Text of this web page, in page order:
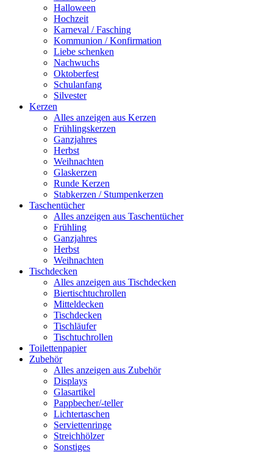
Halloween
Hochzeit
Karneval / Fasching
Kommunion / Konfirmation
Liebe schenken
Nachwuchs
Oktoberfest
Schulanfang
Silvester
Kerzen
Alles anzeigen aus Kerzen
Frühlingskerzen
Ganzjahres
Herbst
Weihnachten
Glaskerzen
Runde Kerzen
Stabkerzen / Stumpenkerzen
Taschentücher
Alles anzeigen aus Taschentücher
Frühling
Ganzjahres
Herbst
Weihnachten
Tischdecken
Alles anzeigen aus Tischdecken
Biertischtuchrollen
Mitteldecken
Tischdecken
Tischläufer
Tischtuchrollen
Toilettenpapier
Zubehör
Alles anzeigen aus Zubehör
Displays
Glasartikel
Pappbecher/-teller
Lichtertaschen
Serviettenringe
Streichhölzer
Sonstiges